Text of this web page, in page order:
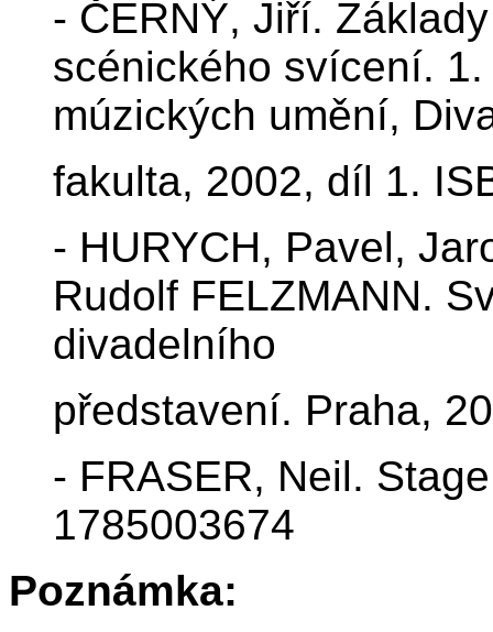
- ČERNÝ, Jiří.
scénického svícení.
múzických umění,
fakulta, 2002, díl 1.
- HURYCH, Pavel,
Rudolf FELZMANN.
divadelního
představení. Praha,
- FRASER, Neil.
1785003674
Poznámka: